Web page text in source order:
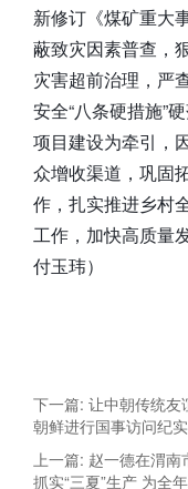
新修订《煤矿重大
蔽致灾因素普查，
灾害超前治理，严
安全“八条硬措施”
项目建设为牵引，
众增收渠道，巩固
作，扎实推进乡村
工作，加快高质量
付玉玮）
下一篇: 让中朝传统
朝鲜进行国事访问纪实
上一篇: 赵一德在渭
抓实“三夏”生产 为全